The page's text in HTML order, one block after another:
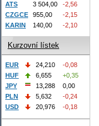
ATS
3 504,00
-2,56
CZGCE
955,00
-2,15
KARIN
140,00 -2,10
Kurzovní lístek
EUR 24,210
-0,08
HUF
6,655
+0,35
JPY
13,288
0,00
PLN
5,632
-0,24
USD
20,976 -0,18